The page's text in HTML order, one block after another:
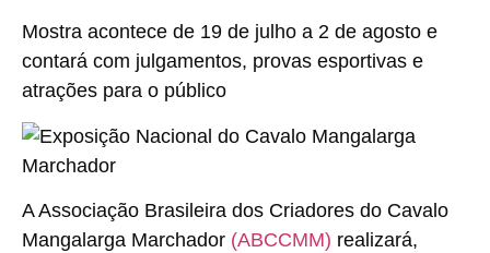
Mostra acontece de 19 de julho a 2 de agosto e
contará com julgamentos, provas esportivas e
atrações para o público
A Associação Brasileira dos Criadores do Cavalo
Mangalarga Marchador (ABCCMM) realizará,